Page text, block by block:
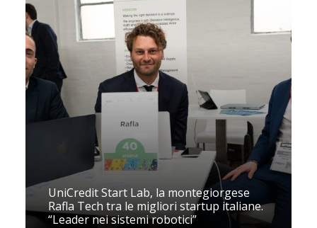
UniCredit Start Lab, la montegiorgese
Rafla Tech tra le migliori startup italiane.
“Leader nei sistemi robotici”